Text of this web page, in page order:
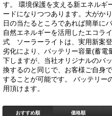
す。 環境保護を支える新エネルギ
ードになりつつあります。大がか
日の当たるところであれば簡単に
自然エネルギーを活用したエコラ
式 ソーラーライトは、実用新案
劣化により、バッテリー容量(蓄電
下しますが、当社オリジナルのバ
換するのと同じで、お客様ご自身
することが可能です。 バッテリー
用頂けます。
おすすめ順 価格順